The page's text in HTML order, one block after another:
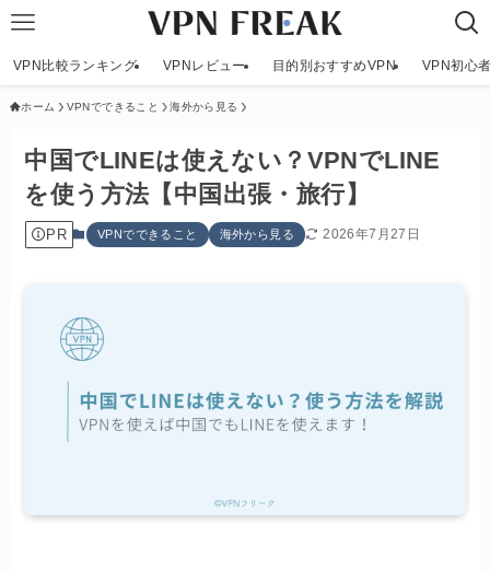
VPN比較ランキング VPNレビュー 目的別おすすめVPN VPN初心
ホーム VPNでできること 海外から見る
中国でLINEは使えない？VPNでLINE
を使う方法【中国出張・旅行】
PR VPNでできること 海外から見る 2026年7月27日